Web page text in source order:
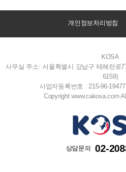
개인정보처리방침
KOSA
사무실 주소: 서울특별시 강남구 테헤란로
6159)
사업자등록번호 : 215-96-19477
Copyright www.cakosa.com
상담문의 02-